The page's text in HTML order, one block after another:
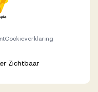
Cookieverklaring
Zichtbaar